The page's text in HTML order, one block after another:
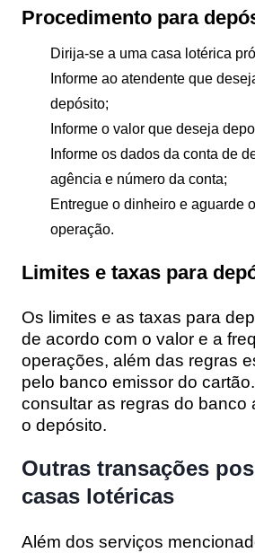
Procedimento para
Dirija-se a uma casa lotérica
Informe ao atendente que
depósito;
Informe o valor que deseja
Informe os dados da conta de
agência e número da conta;
Entregue o dinheiro e aguarde
operação.
Limites e taxas para
Os limites e as taxas para
de acordo com o valor e a
operações, além das regras
pelo banco emissor do
consultar as regras do banco
o depósito.
Outras transações
casas lotéricas
Além dos serviços